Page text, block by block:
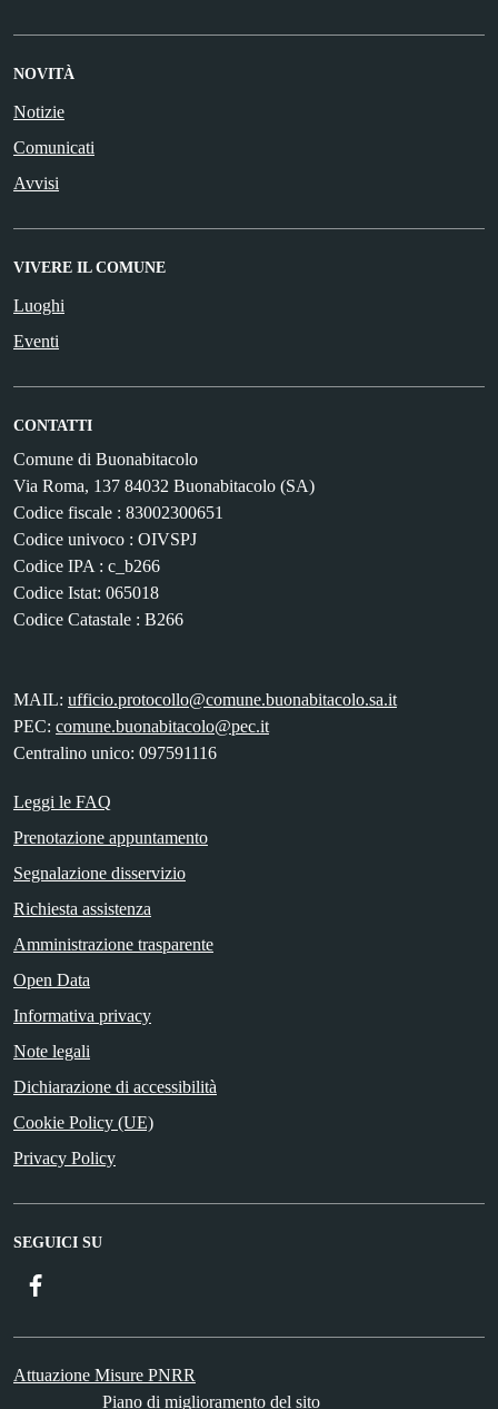
NOVITÀ
Notizie
Comunicati
Avvisi
VIVERE IL COMUNE
Luoghi
Eventi
CONTATTI
Comune di Buonabitacolo
Via Roma, 137 84032 Buonabitacolo (SA)
Codice fiscale : 83002300651
Codice univoco : OIVSPJ
Codice IPA : c_b266
Codice Istat: 065018
Codice Catastale : B266
MAIL: ufficio.protocollo@comune.buonabitacolo.sa.it
PEC: comune.buonabitacolo@pec.it
Centralino unico: 097591116
Leggi le FAQ
Prenotazione appuntamento
Segnalazione disservizio
Richiesta assistenza
Amministrazione trasparente
Open Data
Informativa privacy
Note legali
Dichiarazione di accessibilità
Cookie Policy (UE)
Privacy Policy
SEGUICI SU
Attuazione Misure PNRR
Piano di miglioramento del sito